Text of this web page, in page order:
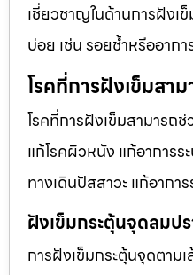
เชี่ยวชาญในด้านการฝังเ
บ่อย เช่น รอยช้ำหรืออาก
โรคที่การฝังเข็มสา
โรคที่การฝังเข็มสามารถ
แก้โรคผิวหนัง แก้อาการร
ทางเดินปัสสาวะ แก้อากา
ฝังเข็มกระตุ้นจุดลมป
การฝังเข็มกระตุ้นจุดตาม